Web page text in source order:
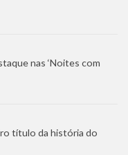
nas ‘Noites com
título da história do